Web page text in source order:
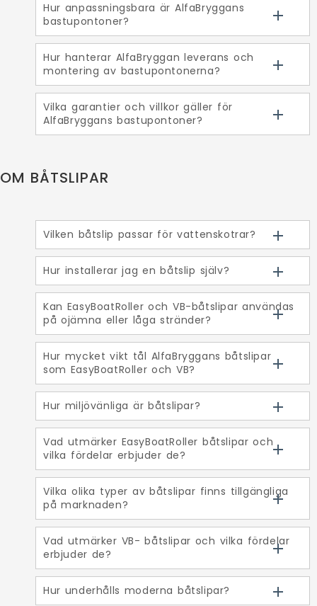
Hur anpassningsbara är AlfaBryggans
bastupontoner?
Hur hanterar AlfaBryggan leverans och
montering av bastupontonerna?
Vilka garantier och villkor gäller för
AlfaBryggans bastupontoner?
OM BÅTSLIPAR
Vilken båtslip passar för vattenskotrar?
Hur installerar jag en båtslip själv?
Kan EasyBoatRoller och VB-båtslipar användas
på ojämna eller låga stränder?
Hur mycket vikt tål AlfaBryggans båtslipar
som EasyBoatRoller och VB?
Hur miljövänliga är båtslipar?
Vad utmärker EasyBoatRoller båtslipar och
vilka fördelar erbjuder de?
Vilka olika typer av båtslipar finns tillgängliga
på marknaden?
Vad utmärker VB- båtslipar och vilka fördelar
erbjuder de?
Hur underhålls moderna båtslipar?